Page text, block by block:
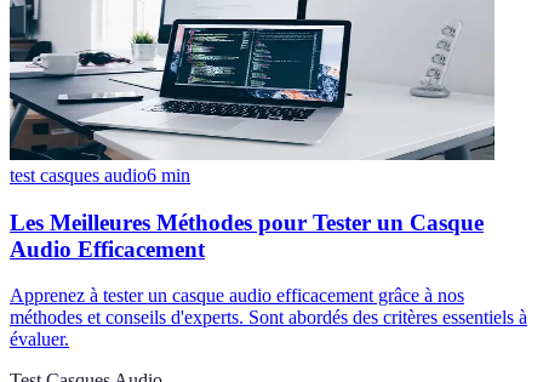
test casques audio6 min
Les Meilleures Méthodes pour Tester un Casque
Audio Efficacement
Apprenez à tester un casque audio efficacement grâce à nos
méthodes et conseils d'experts. Sont abordés des critères essentiels à
évaluer.